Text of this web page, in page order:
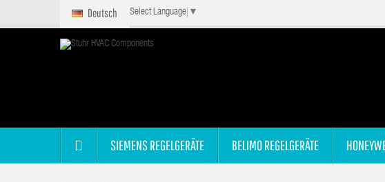
Deutsch Select Language ▼
SIEMENS REGELGERÄTE BELIMO REGELGERÄTE